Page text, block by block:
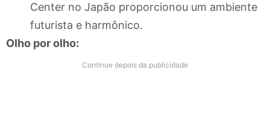
Center no Japão proporcionou um ambiente
futurista e harmônico.
Olho por olho:
Continue depois da publicidade